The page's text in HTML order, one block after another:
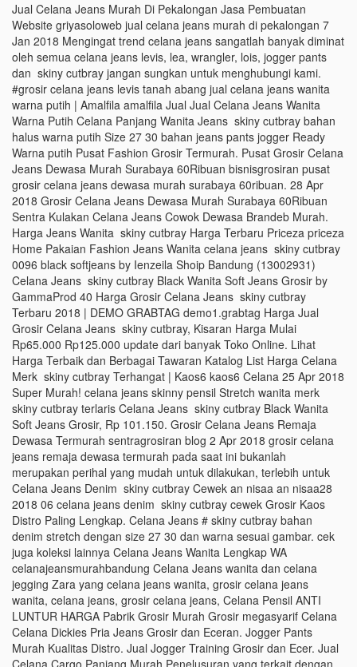
Jual Celana Jeans Murah Di Pekalongan Jasa Pembuatan
Website griyasoloweb jual celana jeans murah di pekalongan 7
Jan 2018 Mengingat trend celana jeans sangatlah banyak diminat
oleh semua celana jeans levis, lea, wrangler, lois, jogger pants
dan skiny cutbray jangan sungkan untuk menghubungi kami.
#grosir celana jeans levis tanah abang jual celana jeans wanita
warna putih | Amalfila amalfila Jual Jual Celana Jeans Wanita
Warna Putih Celana Panjang Wanita Jeans skiny cutbray bahan
halus warna putih Size 27 30 bahan jeans pants jogger Ready
Warna putih Pusat Fashion Grosir Termurah. Pusat Grosir Celana
Jeans Dewasa Murah Surabaya 60Ribuan bisnisgrosiran pusat
grosir celana jeans dewasa murah surabaya 60ribuan. 28 Apr
2018 Grosir Celana Jeans Dewasa Murah Surabaya 60Ribuan
Sentra Kulakan Celana Jeans Cowok Dewasa Brandeb Murah.
Harga Jeans Wanita skiny cutbray Harga Terbaru Priceza priceza
Home Pakaian Fashion Jeans Wanita celana jeans skiny cutbray
0096 black softjeans by Ienzeila Shoip Bandung (13002931)
Celana Jeans skiny cutbray Black Wanita Soft Jeans Grosir by
GammaProd 40 Harga Grosir Celana Jeans skiny cutbray
Terbaru 2018 | DEMO GRABTAG demo1.grabtag Harga Jual
Grosir Celana Jeans skiny cutbray, Kisaran Harga Mulai
Rp65.000 Rp125.000 update dari banyak Toko Online. Lihat
Harga Terbaik dan Berbagai Tawaran Katalog List Harga Celana
Merk skiny cutbray Terhangat | Kaos6 kaos6 Celana 25 Apr 2018
Super Murah! celana jeans skinny pensil Stretch wanita merk
skiny cutbray terlaris Celana Jeans skiny cutbray Black Wanita
Soft Jeans Grosir, Rp 101.150. Grosir Celana Jeans Remaja
Dewasa Termurah sentragrosiran blog 2 Apr 2018 grosir celana
jeans remaja dewasa termurah pada saat ini bukanlah
merupakan perihal yang mudah untuk dilakukan, terlebih untuk
Celana Jeans Denim skiny cutbray Cewek an nisaa an nisaa28
2018 06 celana jeans denim skiny cutbray cewek Grosir Kaos
Distro Paling Lengkap. Celana Jeans # skiny cutbray bahan
denim stretch dengan size 27 30 dan warna sesuai gambar. cek
juga koleksi lainnya Celana Jeans Wanita Lengkap WA
celanajeansmurahbandung Celana Jeans wanita dan celana
jegging Zara yang celana jeans wanita, grosir celana jeans
wanita, celana jeans, grosir celana jeans, Celana Pensil ANTI
LUNTUR HARGA Pabrik Grosir Murah Grosir megasyarif Celana
Celana Dickies Pria Jeans Grosir dan Eceran. Jogger Pants
Murah Kualitas Distro. Jual Jogger Training Grosir dan Ecer. Jual
Celana Cargo Panjang Murah Penelusuran yang terkait dengan